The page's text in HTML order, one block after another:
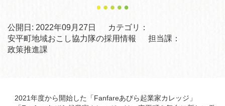
公開日: 2022年09月27日
カテゴリ：
安平町地域おこし協力隊の採用情報
担当課：
政策推進課
2021年度から開始した「Fanfareあびら起業家カレッジ」